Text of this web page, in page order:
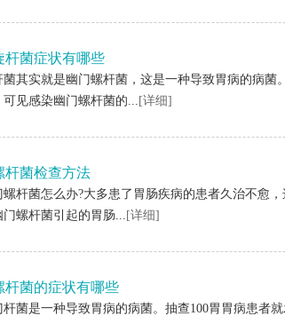
杆菌症状有哪些
菌其实就是幽门螺杆菌，这是一种导致胃病的病菌
可见感染幽门螺杆菌的... [详细]
杆菌检查方法
螺杆菌怎么办?大多患了胃肠疾病的患者久治不愈
门螺杆菌引起的胃肠... [详细]
杆菌的症状有哪些
杆菌是一种导致胃病的病菌。抽查100胃胃病患者